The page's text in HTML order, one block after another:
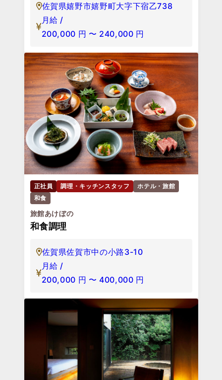
佐賀県嬉野市嬉野町大字下宿乙738
月給 /
200,000 円 〜 240,000 円
正社員 調理・キッチンスタッフ
ホテル・旅館
和食
旅館あけぼの
和食調理
佐賀県佐賀市中の小路3-10
月給 /
200,000 円 〜 400,000 円